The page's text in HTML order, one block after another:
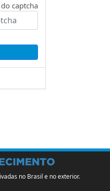
captcha
no Brasil e no exterior.